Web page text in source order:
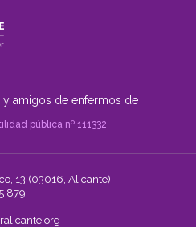
amigos de enfermos de
pública nº 111332
13 (03016, Alicante)
879